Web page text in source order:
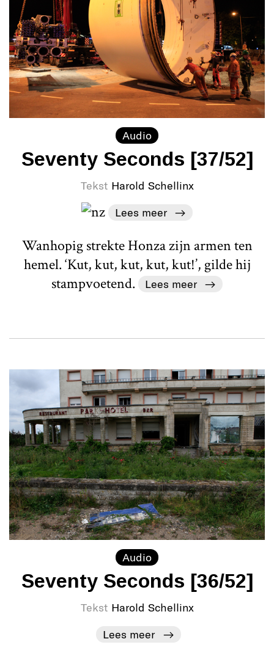
Audio
Seventy Seconds [37/52]
Tekst Harold Schellinx
Lees meer
Wanhopig strekte Honza zijn armen ten
hemel. ‘Kut, kut, kut, kut, kut!’, gilde hij
stampvoetend.
Lees meer
Audio
Seventy Seconds [36/52]
Tekst Harold Schellinx
Lees meer